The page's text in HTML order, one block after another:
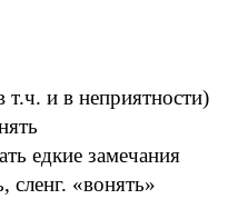
и в неприятности)
едкие замечания
сленг. «вонять»